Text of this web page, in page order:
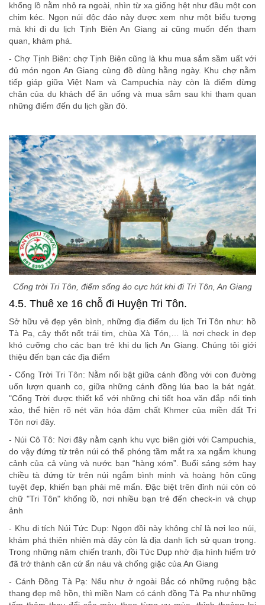
khổng lồ nằm nhô ra ngoài, nhìn từ xa giống hệt như đầu một con
chim kéc. Ngọn núi độc đáo này được xem như một biểu tượng
mà khi đi du lịch Tịnh Biên An Giang ai cũng muốn đến tham
quan, khám phá.
- Chợ Tịnh Biên: chợ Tịnh Biên cũng là khu mua sắm sầm uất với
đủ món ngon An Giang cùng đồ dùng hằng ngày. Khu chợ nằm
tiếp giáp giữa Việt Nam và Campuchia này còn là điểm dừng
chân của du khách để ăn uống và mua sắm sau khi tham quan
những điểm đến du lịch gần đó.
Cổng trời Tri Tôn, điểm sống ảo cực hút khi đi Tri Tôn, An Giang
4.5. Thuê xe 16 chỗ đi Huyện Tri Tôn.
Sở hữu vẻ đẹp yên bình, những địa điểm du lịch Tri Tôn như: hồ
Tà Pạ, cây thốt nốt trái tim, chùa Xà Tón,… là nơi check in đẹp
khó cưỡng cho các bạn trẻ khi du lịch An Giang. Chúng tôi giới
thiệu đến bạn các địa điểm
- Cổng Trời Tri Tôn: Nằm nổi bật giữa cánh đồng với con đường
uốn lượn quanh co, giữa những cánh đồng lúa bao la bát ngát.
"Cổng Trời được thiết kế với những chi tiết hoa văn đắp nổi tinh
xảo, thể hiện rõ nét văn hóa đậm chất Khmer của miền đất Tri
Tôn nơi đây.
- Núi Cô Tô: Nơi đây nằm cạnh khu vực biên giới với Campuchia,
do vậy đứng từ trên núi có thể phóng tầm mắt ra xa ngắm khung
cảnh của cả vùng và nước bạn “hàng xóm”. Buổi sáng sớm hay
chiều tà đứng từ trên núi ngắm bình minh và hoàng hôn cũng
tuyệt đẹp, khiến bạn phải mê mẩn. Đặc biệt trên đỉnh núi còn có
chữ "Tri Tôn" khổng lồ, nơi nhiều bạn trẻ đến check-in và chụp
ảnh
- Khu di tích Núi Tức Dụp: Ngọn đồi này không chỉ là nơi leo núi,
khám phá thiên nhiên mà đây còn là địa danh lịch sử quan trọng.
Trong những năm chiến tranh, đồi Tức Dụp nhờ địa hình hiểm trở
đã trở thành căn cứ ẩn náu và chống giặc của An Giang
- Cánh Đồng Tà Pạ: Nếu như ở ngoài Bắc có những ruộng bậc
thang đẹp mê hồn, thì miền Nam có cánh đồng Tà Pạ như những